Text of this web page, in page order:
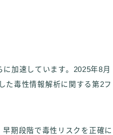
加速しています。2025年8月
た毒性情報解析に関する第2フ
期段階で毒性リスクを正確に